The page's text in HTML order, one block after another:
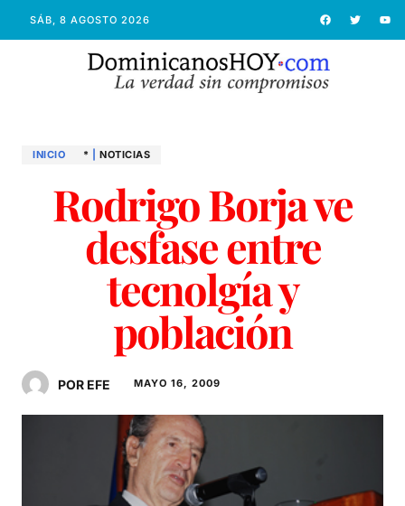
SÁB, 8 AGOSTO 2026
INICIO * NOTICIAS
Rodrigo Borja ve
desfase entre
tecnolgía y
población
POR EFE MAYO 16, 2009